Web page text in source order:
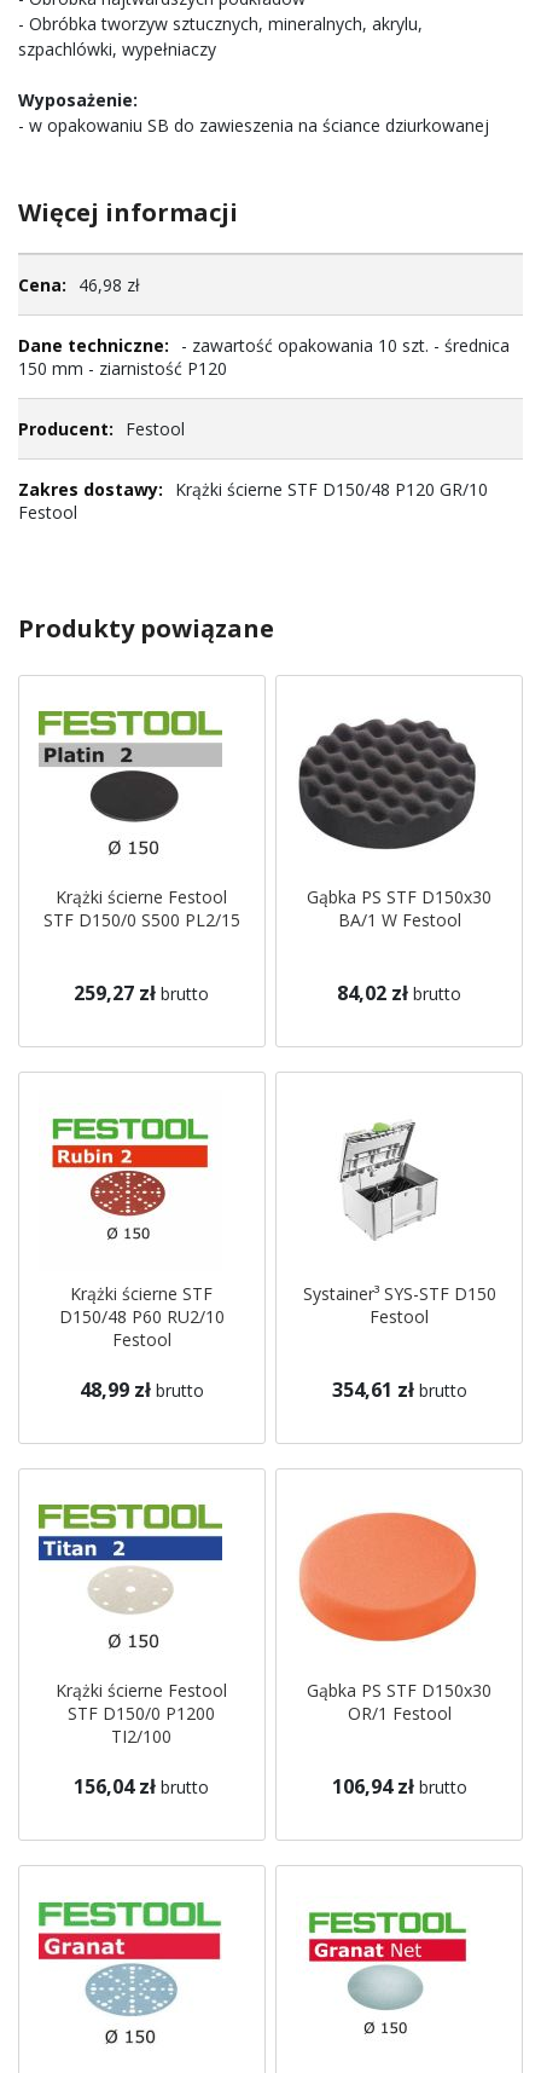
- Obróbka tworzyw sztucznych, mineralnych, akrylu,
szpachlówki, wypełniaczy
Wyposażenie:
- w opakowaniu SB do zawieszenia na ściance dziurkowanej
Więcej informacji
informacji46,98 zł
- zawartość opakowania 10 szt. - średnica
150 mm - ziarnistość P120
Festool
Krążki ścierne STF D150/48 P120 GR/10
Festool
Produkty powiązane
Krążki ścierne Festool
STF D150/0 S500 PL2/15
259,27 zł brutto
Gąbka PS STF D150x30
BA/1 W Festool
84,02 zł brutto
Krążki ścierne STF
D150/48 P60 RU2/10
Festool
48,99 zł brutto
Systainer³ SYS-STF D150
Festool
354,61 zł brutto
Krążki ścierne Festool
STF D150/0 P1200
TI2/100
156,04 zł brutto
Gąbka PS STF D150x30
OR/1 Festool
106,94 zł brutto